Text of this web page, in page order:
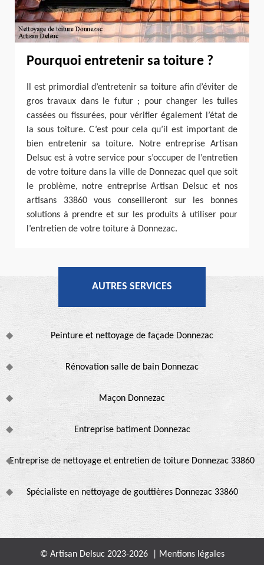
Pourquoi entretenir sa toiture ?
Il est primordial d’entretenir sa toiture afin d’éviter de
gros travaux dans le futur ; pour changer les tuiles
cassées ou fissurées, pour vérifier également l’état de
la sous toiture. C’est pour cela qu’il est important de
bien entretenir sa toiture. Notre entreprise Artisan
Delsuc est à votre service pour s’occuper de l’entretien
de votre toiture dans la ville de Donnezac quel que soit
le problème, notre entreprise Artisan Delsuc et nos
artisans 33860 vous conseilleront sur les bonnes
solutions à prendre et sur les produits à utiliser pour
l’entretien de votre toiture à Donnezac.
AUTRES SERVICES
Peinture et nettoyage de façade Donnezac
Rénovation salle de bain Donnezac
Maçon Donnezac
Entreprise batiment Donnezac
Entreprise de nettoyage et entretien de toiture Donnezac 33860
Spécialiste en nettoyage de gouttières Donnezac 33860
© Artisan Delsuc 2023-2026 | Mentions légales